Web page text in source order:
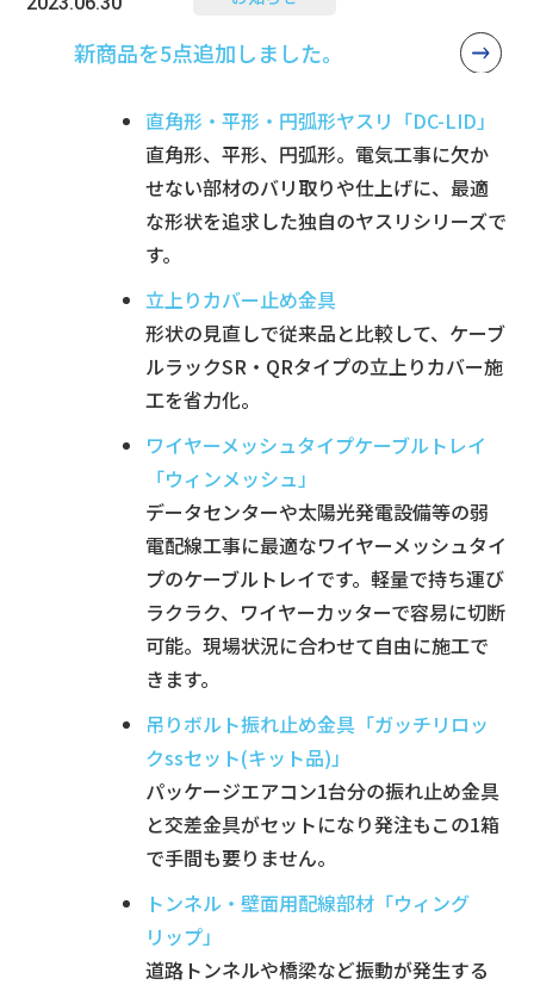
新商品を5点追加しました。
直角形・平形・円弧形ヤスリ「DC-LID」
直角形、平形、円弧形。電気工事に欠か
せない部材のバリ取りや仕上げに、最適
な形状を追求した独自のヤスリシリーズで
す。
立上りカバー止め金具
形状の見直しで従来品と比較して、ケーブ
ルラックSR・QRタイプの立上りカバー施
工を省力化。
ワイヤーメッシュタイプケーブルトレイ
「ウィンメッシュ」
データセンターや太陽光発電設備等の弱
電配線工事に最適なワイヤーメッシュタイ
プのケーブルトレイです。軽量で持ち運び
ラクラク、ワイヤーカッターで容易に切断
可能。現場状況に合わせて自由に施工で
きます。
吊りボルト振れ止め金具「ガッチリロッ
クssセット(キット品)」
パッケージエアコン1台分の振れ止め金具
と交差金具がセットになり発注もこの1箱
で手間も要りません。
トンネル・壁面用配線部材「ウィング
リップ」
道路トンネルや橋梁など振動が発生する